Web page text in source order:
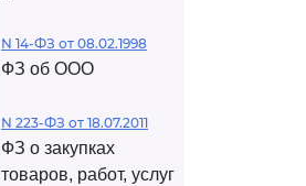
N 14-ФЗ от 08.02.1998
ФЗ об ООО
N 223-ФЗ от 18.07.2011
ФЗ о закупках
товаров, работ, услуг